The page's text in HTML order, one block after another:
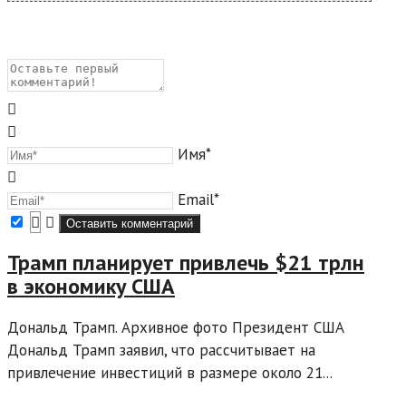
Имя*
Email*
Трамп планирует привлечь $21 трлн
в экономику США
Дональд Трамп. Архивное фото Президент США
Дональд Трамп заявил, что рассчитывает на
привлечение инвестиций в размере около 21...